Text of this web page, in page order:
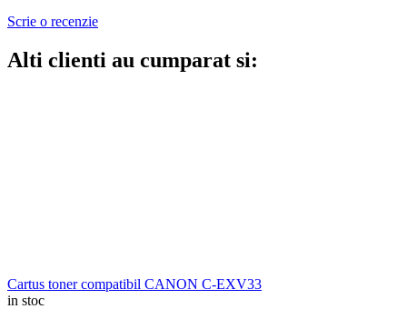
Scrie o recenzie
Alti clienti au cumparat si:
Cartus toner compatibil CANON C-EXV33
in stoc